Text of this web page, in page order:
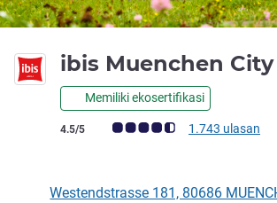
ibis Muenchen
Memiliki ekosertifikasi
Catatan tamu Avis (Peringkat ALL)
4.5/5 1.743 ulasan
Westendstrasse 181, 80686